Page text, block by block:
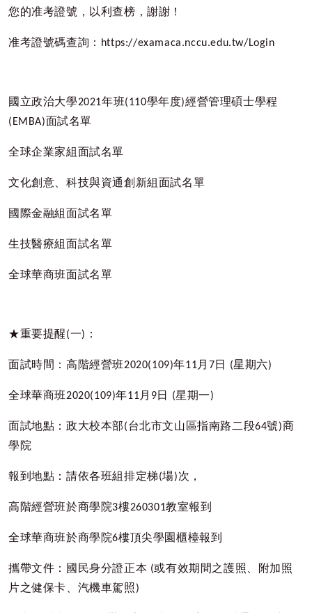
您的准考證號，以利查榜，謝謝！
准考證號碼查詢： https://examaca.nccu.edu.tw/Login
國立政治大學2021年班(110學年度)經營管理碩士學程
(EMBA)面試名單
全球企業家組面試名單
文化創意、科技與資通創新組面試名單
國際金融組面試名單
生技醫療組面試名單
全球華商班面試名單
★重要提醒(一) ：
面試時間：高階經營班2020(109)年11月 7日 (星期六)
全球華商班2020(109)年11月 9日 (星期一)
面試地點：政大校本部(台北市文山區指南路二段64號)商
學院
報到地點：請依各班組排定梯(場)次，
高階經營班於商學院3樓260301教室報到
全球華商班於商學院6樓頂尖學園櫃檯報到
攜帶文件：國民身分證正本 (或有效期間之護照、附加照
片之健保卡、汽機車駕照)